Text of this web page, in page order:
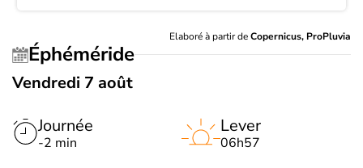
Elaboré à partir deCopernicus, ProPluvia
Éphéméride
Vendredi 7 août
Journée
-2 min
Lever
06h57